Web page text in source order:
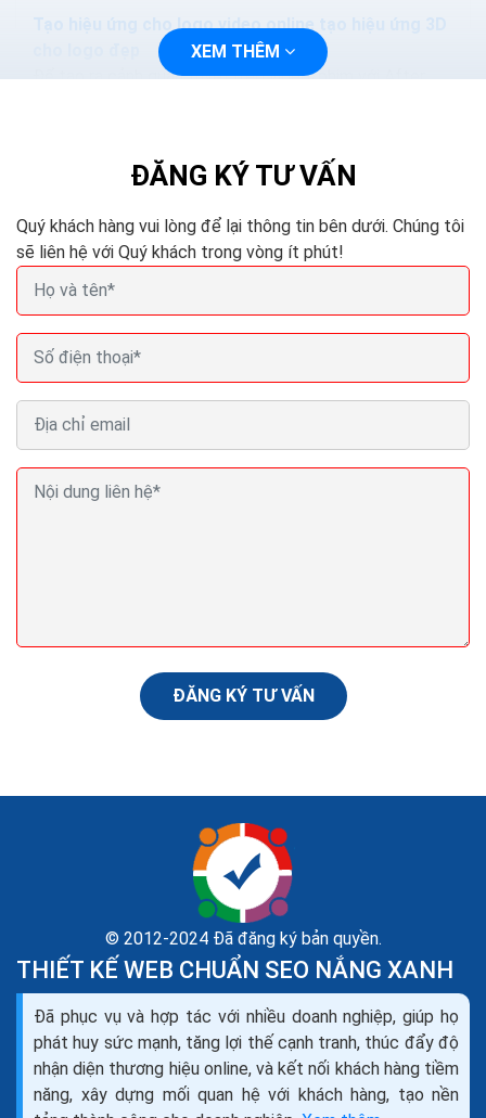
Tạo hiệu ứng cho logo video online tạo hiệu ứng 3D
Để tạo ra cảnh quan tuyệt đẹp video/phim với After
Cách tạo logo chữ ký online thiết kế logo chữ ký
Một thiết kế logo thông thường có 3 dạng chính: Biểu
tượng, logo dạng chữ hoặc logo kết hợp cả biểu tượng
và chữ. Dựa theo sự phân loại này, logo chữ...
XEM THÊM
ĐĂNG KÝ TƯ VẤN
Quý khách hàng vui lòng để lại thông tin bên dưới. Chúng tôi
sẽ liên hệ với Quý khách trong vòng ít phút!
ĐĂNG KÝ TƯ VẤN
© 2012-2024 Đã đăng ký bản quyền.
THIẾT KẾ WEB CHUẨN SEO NẮNG XANH
Đã phục vụ và hợp tác với nhiều doanh nghiệp, giúp họ
phát huy sức mạnh, tăng lợi thế cạnh tranh, thúc đẩy độ
nhận diện thương hiệu online, và kết nối khách hàng tiềm
năng, xây dựng mối quan hệ với khách hàng, tạo nền